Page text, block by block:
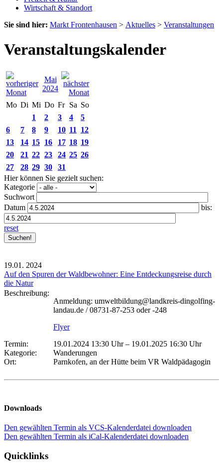
Wirtschaft & Standort
Sie sind hier: Markt Frontenhausen > Aktuelles > Veranstaltungen
Veranstaltungskalender
Mai
2024
Mo Di Mi Do Fr Sa So
1
2 3 4
5
6
7 8 9 10 11
12
13
14 15 16 17 18 19
20
21 22 23 24 25 26
27
28 29 30
31
Hier können Sie gezielt suchen:
Kategorie
Suchwort
Datum
bis:
reset
19.01. 2024
Auf den Spuren der Waldbewohner: Eine Entdeckungsreise durch
die Natur
Beschreibung:
Anmeldung: umweltbildung@landkreis-dingolfing-
landau.de / 08731-87-253 oder -248
Flyer
Termin:
19.01.2024 13:30 Uhr– 19.01.2025 16:30 Uhr
Kategorie:
Wanderungen
Ort:
Parnkofen, an der Hütte beim VR Waldpädagogin
Downloads
Den gewählten Termin als VCS-Kalenderdatei downloaden
Den gewählten Termin als iCal-Kalenderdatei downloaden
Quicklinks